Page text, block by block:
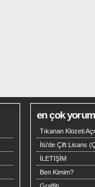
en çok
Tıkanan Klozeti
İtü'de Çift Lisans
İLETİŞİM
Ben Kimim?